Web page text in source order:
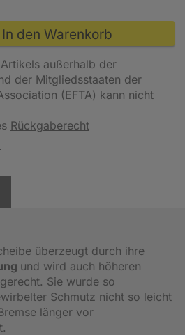
den Warenkorb
außerhalb der
der Mitgliedsstaaten der
(EFTA) kann nicht
Rückgaberecht
überzeugt durch ihre
und wird auch höheren
Sie wurde so
Schmutz nicht so leicht
länger vor